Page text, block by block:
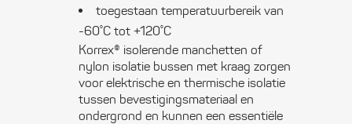
toegestaan temperatuurbereik van
-60˚C tot +120˚C
Korrex® isolerende manchetten of
nylon isolatie bussen met kraag zorgen
voor elektrische en thermische isolatie
tussen bevestigingsmateriaal en
ondergrond en kunnen een essentiële